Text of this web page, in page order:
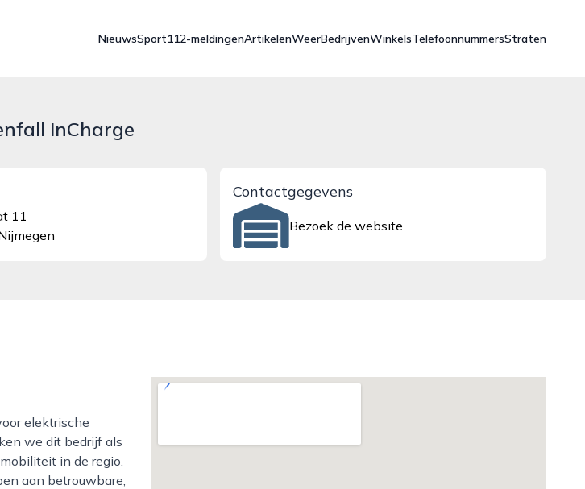
NieuwsSport112-meldingenArtikelenWeerBedrijvenWinkelsTelefoonnummersStraten
InCharge
11
Contactgegevens
Bezoek de website
we dit bedrijf als
in de regio.
aan betrouwbare,